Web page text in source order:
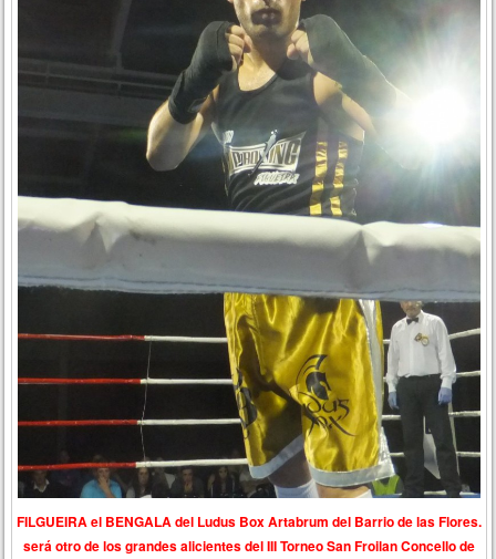
FILGUEIRA el BENGALA del Ludus Box Artabrum del Barrio de las Flores.
será otro de los grandes alicientes del III Torneo San Froilan Concello de